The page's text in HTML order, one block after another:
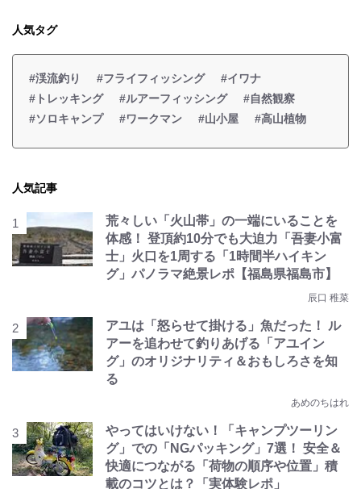
人気タグ
#渓流釣り #フライフィッシング
#イワナ
#トレッキング
#ルアーフィッシング
#自然観察
#ソロキャンプ
#ワークマン #山小屋 #高山植物
人気記事
荒々しい「火山帯」の一端にいることを
体感！ 登頂約10分でも大迫力「吾妻小富
士」火口を1周する「1時間半ハイキン
グ」パノラマ絶景レポ【福島県福島市】
辰口 稚菜
アユは「怒らせて掛ける」魚だった！ ル
アーを追わせて釣りあげる「アユイン
グ」のオリジナリティ＆おもしろさを知
る
あめのちはれ
やってはいけない！「キャンプツーリン
グ」での「NGパッキング」7選！ 安全＆
快適につながる「荷物の順序や位置」積
載のコツとは？「実体験レポ」